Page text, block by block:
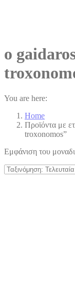
o
You are here:
Home
Προϊόντα με
troxonomos”
Εμφάνιση του